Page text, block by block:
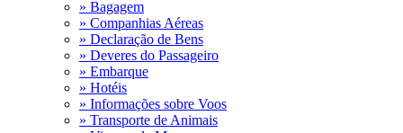
» Bagagem
» Companhias Aéreas
» Declaração de Bens
» Deveres do Passageiro
» Embarque
» Hotéis
» Informações sobre Voos
» Transporte de Animais